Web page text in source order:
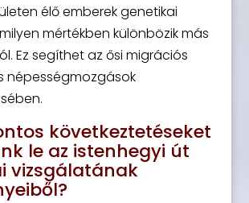
élő emberek genetikai
mértékben különbözik más
Ez segíthet az ősi migrációs
népességmozgások
következtetéseket
le az istenhegyi út
vizsgálatának